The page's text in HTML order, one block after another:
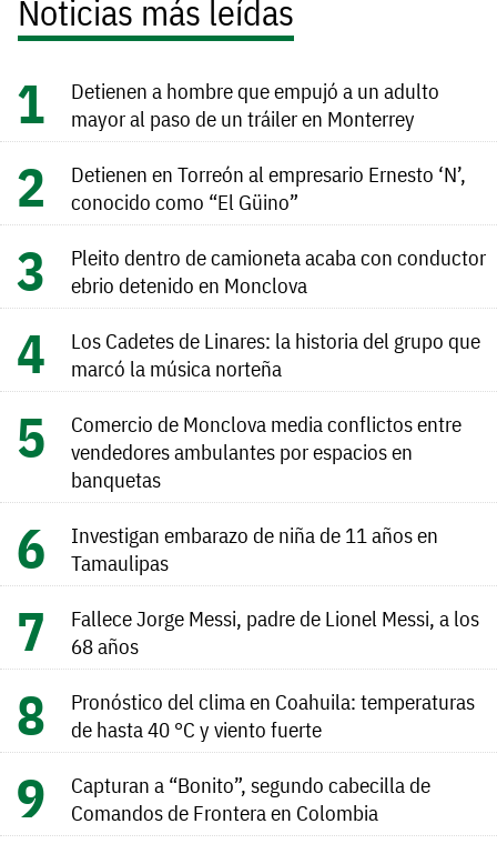
Noticias más leídas
Detienen a hombre que empujó a un adulto
mayor al paso de un tráiler en Monterrey
Detienen en Torreón al empresario Ernesto ‘N’,
conocido como “El Güino”
Pleito dentro de camioneta acaba con conductor
ebrio detenido en Monclova
Los Cadetes de Linares: la historia del grupo que
marcó la música norteña
Comercio de Monclova media conflictos entre
vendedores ambulantes por espacios en
banquetas
Investigan embarazo de niña de 11 años en
Tamaulipas
Fallece Jorge Messi, padre de Lionel Messi, a los
68 años
Pronóstico del clima en Coahuila: temperaturas
de hasta 40 °C y viento fuerte
Capturan a “Bonito”, segundo cabecilla de
Comandos de Frontera en Colombia